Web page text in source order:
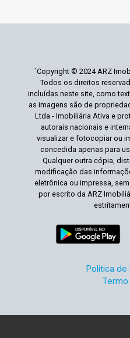
`Copyright © 2024 ARZ
Todos os direitos
incluídas neste site, como
as imagens são de
Ltda - Imobiliária Ativa e
autorais nacionais e
visualizar e fotocopiar ou
concedida apenas para
Qualquer outra cópia,
modificação das
eletrônica ou impressa,
por escrito da ARZ
Política de